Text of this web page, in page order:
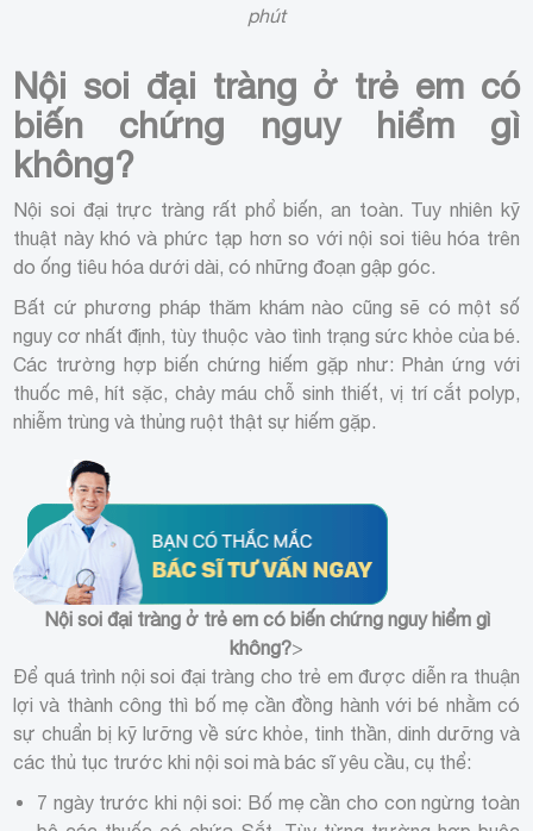
phút
Nội soi đại tràng ở trẻ em có
biến chứng nguy hiểm gì
không?
Nội soi đại trực tràng rất phổ biến, an toàn. Tuy nhiên kỹ
thuật này khó và phức tạp hơn so với nội soi tiêu hóa trên
do ống tiêu hóa dưới dài, có những đoạn gập góc.
Bất cứ phương pháp thăm khám nào cũng sẽ có một số
nguy cơ nhất định, tùy thuộc vào tình trạng sức khỏe của bé.
Các trường hợp biến chứng hiếm gặp như: Phản ứng với
thuốc mê, hít sặc, chảy máu chỗ sinh thiết, vị trí cắt polyp,
nhiễm trùng và thủng ruột thật sự hiếm gặp.
Nội soi đại tràng ở trẻ em có biến chứng nguy hiểm gì
không?>
Để quá trình nội soi đại tràng cho trẻ em được diễn ra thuận
lợi và thành công thì bố mẹ cần đồng hành với bé nhằm có
sự chuẩn bị kỹ lưỡng về sức khỏe, tinh thần, dinh dưỡng và
các thủ tục trước khi nội soi mà bác sĩ yêu cầu, cụ thể:
7 ngày trước khi nội soi: Bố mẹ cần cho con ngừng toàn